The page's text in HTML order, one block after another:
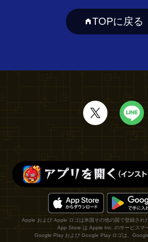
TOPに戻る
Apple および Apple ロゴは米国その他の国で登録され
App Store は Apple Inc. のサービスマ
Google Play および Google Play ロゴは、